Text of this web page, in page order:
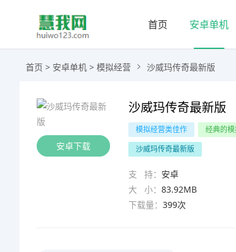
首页 安卓单机
首页 > 安卓单机 > 模拟经营 沙威玛传奇最新版
安卓下载
沙威玛传奇最新版
模拟经营类佳作 经典的
沙威玛传奇最新版
支 持： 安卓
大 小： 83.92MB
下载量： 399次